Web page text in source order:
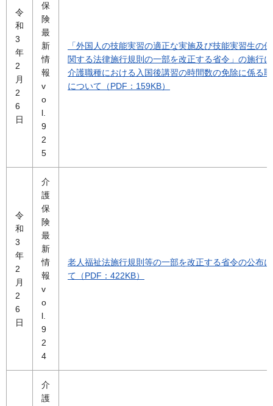
令
和
3
年
2
月
2
6
日
保
険
最
新
情
報
v
o
l.
9
2
5
「外国人の技能実習の適正な実施及び技能実習生の
関する法律施行規則の一部を改正する省令」の施行
介護職種における入国後講習の時間数の免除に係る
について（PDF：159KB）
令
和
3
年
2
月
2
6
日
介
護
保
険
最
新
情
報
v
o
l.
9
2
4
老人福祉法施行規則等の一部を改正する省令の公布
て（PDF：422KB）
介
護